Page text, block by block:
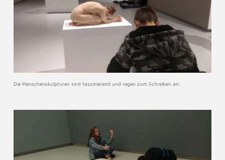
Die Menschenskulpturen sind faszinierend und regen zum Schreiben an.